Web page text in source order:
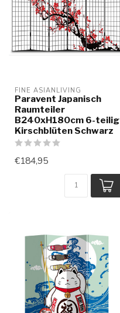
FINE ASIANLIVING
Paravent Japanisch
Raumteiler
B240xH180cm 6-teilig
Kirschblüten Schwarz
€184,95